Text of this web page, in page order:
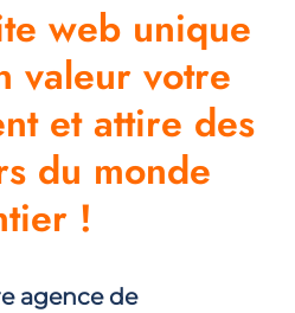
web unique
valeur votre
et attire des
du monde
!
agence de